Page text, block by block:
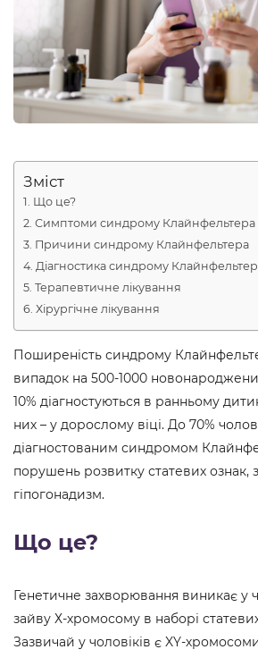
Зміст
Що це?
Симптоми синдрому Клайнфельтера
Причини синдрому Клайнфельтера
Діагностика синдрому
Терапевтичне лікування
Хірургічне лікування
Поширеність синдрому
випадок на 500-1000
10% діагностуються в ранньому
них – у дорослому віці. До 70%
діагностованим синдромом
порушень розвитку статевих ознак,
гіпогонадизм.
Що це?
Генетичне захворювання виникає у
зайву Х-хромосому в наборі
Зазвичай у чоловіків є XY-